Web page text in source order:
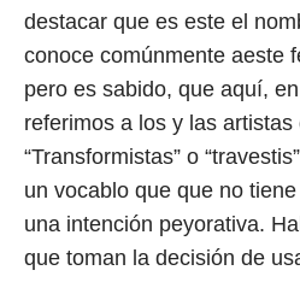
destacar que es este el
conoce comúnmente aeste
pero es sabido, que aquí,
referimos a los y las
“Transformistas” o
un vocablo que que no
una intención peyorativa.
que toman la decisión de